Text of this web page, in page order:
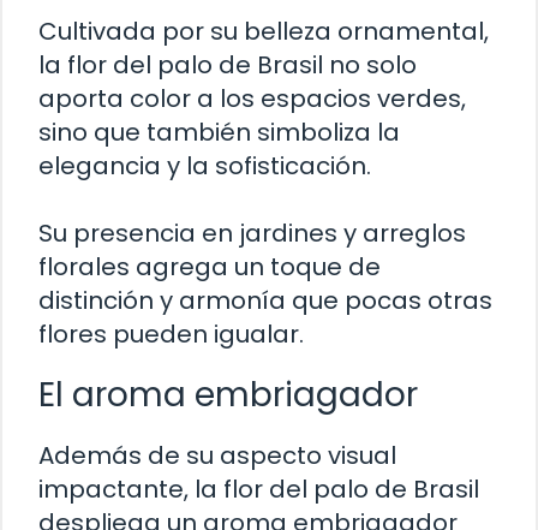
Cultivada por su belleza ornamental,
la flor del palo de Brasil no solo
aporta color a los espacios verdes,
sino que también simboliza la
elegancia y la sofisticación.
Su presencia en jardines y arreglos
florales agrega un toque de
distinción y armonía que pocas otras
flores pueden igualar.
El aroma embriagador
Además de su aspecto visual
impactante, la flor del palo de Brasil
despliega un aroma embriagador